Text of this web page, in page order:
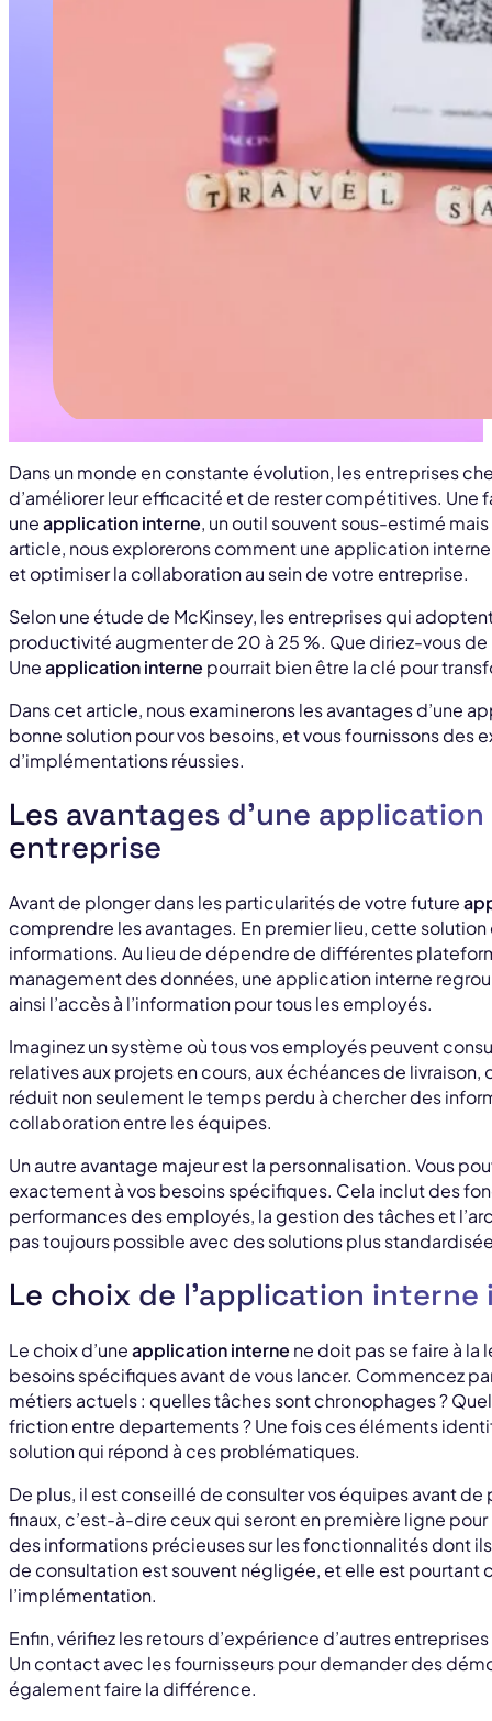
Dans un monde en constante évolution, les entreprises
d’améliorer leur efficacité et de rester compétitives. Une
uneapplication interne, un outil souvent sous-estimé
article, nous explorerons comment une application
et optimiser la collaboration au sein de votre entreprise.
Selon une étude de McKinsey, les entreprises qui
productivité augmenter de 20 à 25 %. Que diriez-vous
Uneapplication interne pourrait bien être la clé pour
Dans cet article, nous examinerons les avantages d’une
bonne solution pour vos besoins, et vous fournissons des
d’implémentations réussies.
Les avantages d’une
entreprise
Avant de plonger dans les particularités de votre future
comprendre les avantages. En premier lieu, cette
informations. Au lieu de dépendre de différentes
management des données, une application interne
ainsi l’accès à l’information pour tous les employés.
Imaginez un système où tous vos employés peuvent
relatives aux projets en cours, aux échéances de
réduit non seulement le temps perdu à chercher des
collaboration entre les équipes.
Un autre avantage majeur est la personnalisation. Vous
exactement à vos besoins spécifiques. Cela inclut des
performances des employés, la gestion des tâches et
pas toujours possible avec des solutions plus
Le choix de l’application interne
Le choix d’uneapplication interne ne doit pas se faire à la
besoins spécifiques avant de vous lancer. Commencez
métiers actuels : quelles tâches sont chronophages ?
friction entre departements ? Une fois ces éléments
solution qui répond à ces problématiques.
De plus, il est conseillé de consulter vos équipes avant
finaux, c’est-à-dire ceux qui seront en première ligne
des informations précieuses sur les fonctionnalités dont
de consultation est souvent négligée, et elle est pourtant
l’implémentation.
Enfin, vérifiez les retours d’expérience d’autres
Un contact avec les fournisseurs pour demander des
également faire la différence.